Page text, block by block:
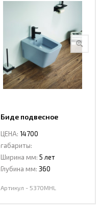
Биде подвесное
ЦЕНА: 14700
габариты:
Ширина мм: 5 лет
Глубина мм: 360
Артикул - 5370MHL